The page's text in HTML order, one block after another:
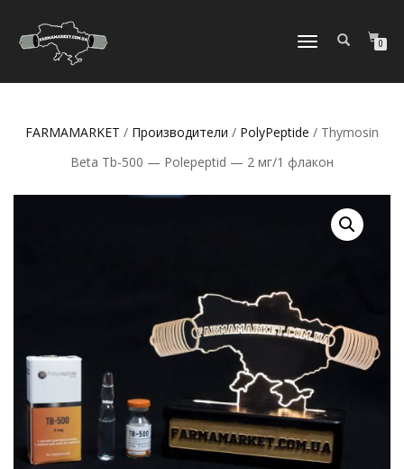
ПЕРЕКЛЮЧИТЬ
0
FARMAMARKET / Производители / PolyPeptide / Thymosin
Beta Tb-500 — Polepeptid — 2 мг/1 флакон